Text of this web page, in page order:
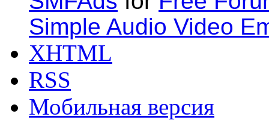
Simple Audio Video
XHTML
RSS
Мобильная версия